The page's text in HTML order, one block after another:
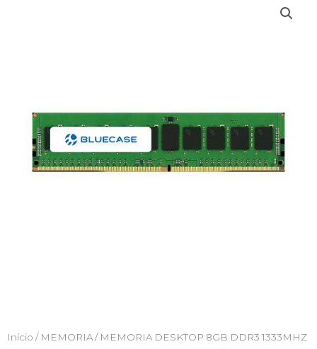
Início / MEMORIA/ MEMORIA DESKTOP 8GB DDR3 1333MHZ